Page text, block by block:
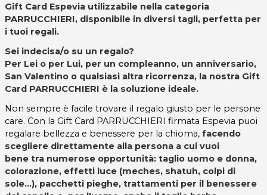
Gift Card Espevia utilizzabile nella categoria
PARRUCCHIERI, disponibile in diversi tagli, perfetta per
i tuoi regali.
Sei indecisa/o su un regalo?
Per Lei o per Lui, per un compleanno, un anniversario,
San Valentino o qualsiasi altra ricorrenza, la nostra Gift
Card PARRUCCHIERI è la soluzione ideale.
Non sempre è facile trovare il regalo giusto per le persone
care. Con la Gift Card PARRUCCHIERI firmata Espevia puoi
regalare bellezza e benessere per la chioma, facendo
scegliere direttamente alla persona a cui vuoi
bene tra numerose opportunità: taglio uomo e donna,
colorazione, effetti luce (meches, shatuh, colpi di
sole...), pacchetti pieghe, trattamenti per il benessere